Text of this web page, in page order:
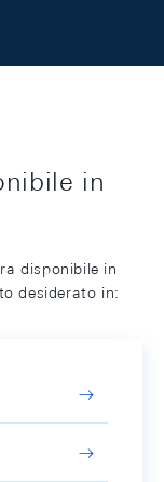
in
disponibile in
desiderato in: